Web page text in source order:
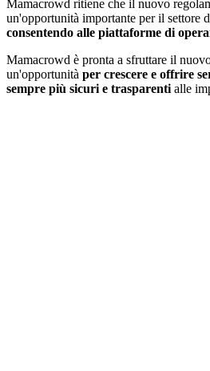
Mamacrowd ritiene che il nuovo
un'opportunità importante per il settore
consentendo alle piattaforme di
Mamacrowd è pronta a sfruttare il
un'opportunità per crescere e offrire
sempre più sicuri e trasparenti alle